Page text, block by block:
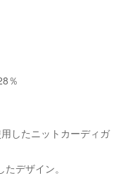
％
したニットカーディガ
デザイン。